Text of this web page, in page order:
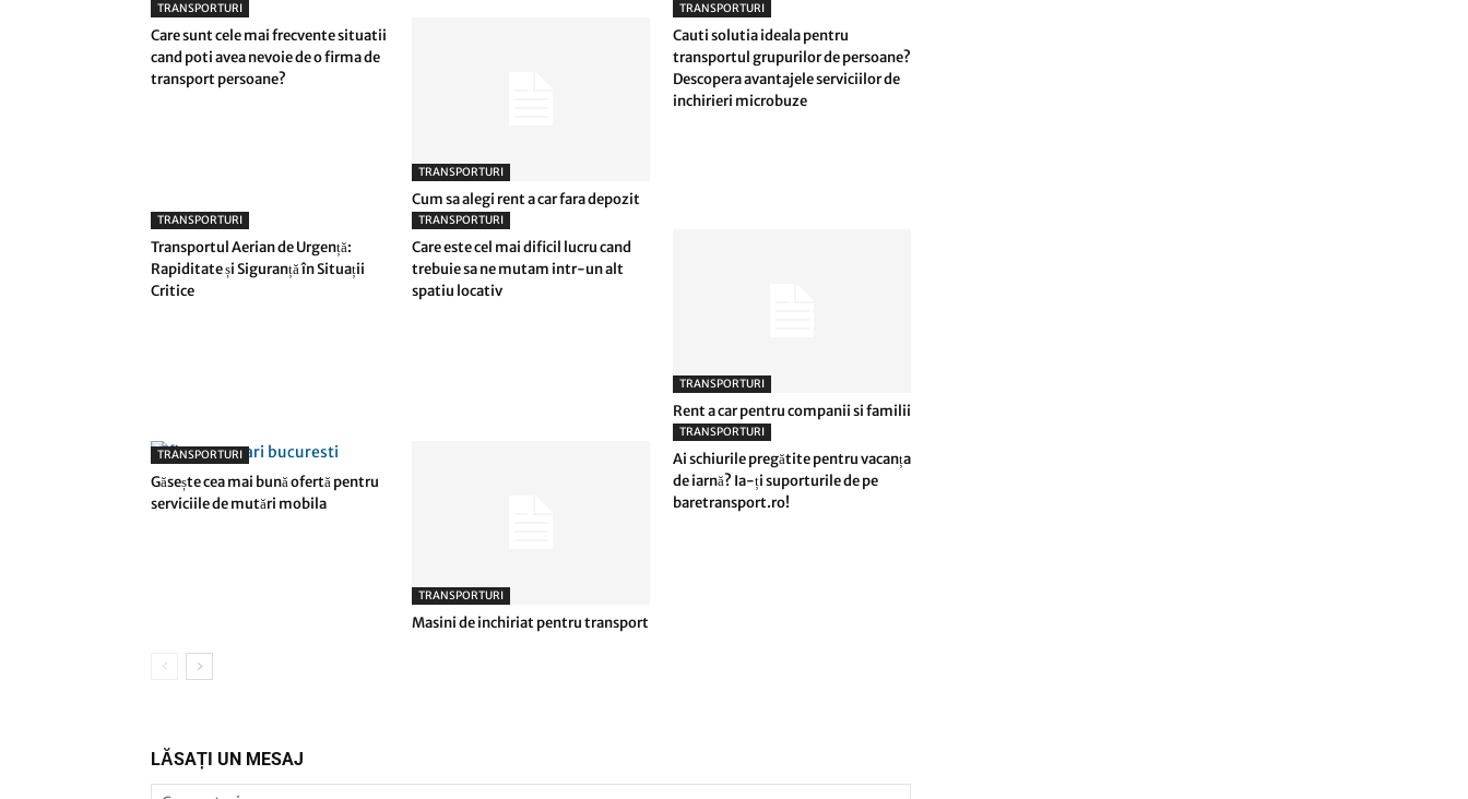
TRANSPORTURI
Care sunt cele mai frecvente situatii
cand poti avea nevoie de o firma de
transport persoane?
TRANSPORTURI
Cum sa alegi rent a car fara depozit
TRANSPORTURI
Cauti solutia ideala pentru
transportul grupurilor de persoane?
Descopera avantajele serviciilor de
inchirieri microbuze
TRANSPORTURI
Transportul Aerian de Urgență:
Rapiditate și Siguranță în Situații
Critice
TRANSPORTURI
Care este cel mai dificil lucru cand
trebuie sa ne mutam intr-un alt
spatiu locativ
TRANSPORTURI
Rent a car pentru companii si familii
TRANSPORTURI
Găsește cea mai bună ofertă pentru
serviciile de mutări mobila
TRANSPORTURI
Masini de inchiriat pentru transport
TRANSPORTURI
Ai schiurile pregătite pentru vacanța
de iarnă? Ia-ți suporturile de pe
baretransport.ro!
LĂSAȚI UN MESAJ